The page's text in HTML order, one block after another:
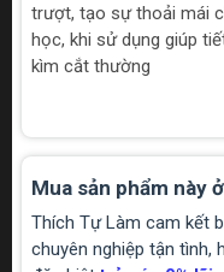
trượt, tạo sự thoải mái
học, khi sử dụng giúp
kìm cắt thường
Mua sản phẩm này
Thích Tự Làm cam kết
chuyên nghiệp tận tình,